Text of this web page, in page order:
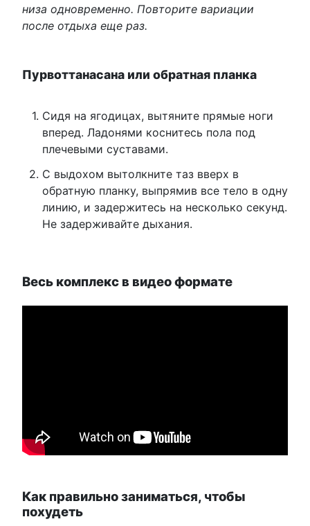
низа одновременно. Повторите вариации
после отдыха еще раз.
Пурвоттанасана или обратная планка
Сидя на ягодицах, вытяните прямые ноги
вперед. Ладонями коснитесь пола под
плечевыми суставами.
С выдохом вытолкните таз вверх в
обратную планку, выпрямив все тело в одну
линию, и задержитесь на несколько секунд.
Не задерживайте дыхания.
Весь комплекс в видео формате
Как правильно заниматься, чтобы
похудеть